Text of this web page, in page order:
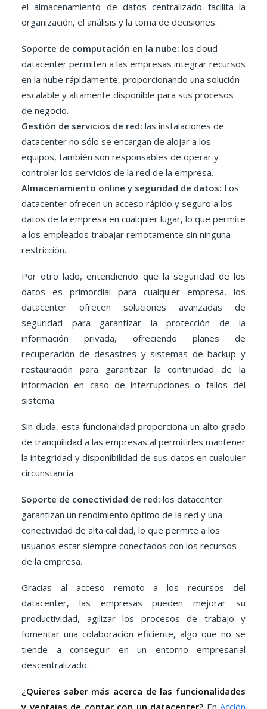
el almacenamiento de datos centralizado facilita la
organización, el análisis y la toma de decisiones.
Soporte de computación en la nube: los cloud
datacenter permiten a las empresas integrar recursos
en la nube rápidamente, proporcionando una solución
escalable y altamente disponible para sus procesos
de negocio.
Gestión de servicios de red: las instalaciones de
datacenter no sólo se encargan de alojar a los
equipos, también son responsables de operar y
controlar los servicios de la red de la empresa.
Almacenamiento online y seguridad de datos: Los
datacenter ofrecen un acceso rápido y seguro a los
datos de la empresa en cualquier lugar, lo que permite
a los empleados trabajar remotamente sin ninguna
restricción.
Por otro lado, entendiendo que la seguridad de los
datos es primordial para cualquier empresa, los
datacenter ofrecen soluciones avanzadas de
seguridad para garantizar la protección de la
información privada, ofreciendo planes de
recuperación de desastres y sistemas de backup y
restauración para garantizar la continuidad de la
información en caso de interrupciones o fallos del
sistema.
Sin duda, esta funcionalidad proporciona un alto grado
de tranquilidad a las empresas al permitirles mantener
la integridad y disponibilidad de sus datos en cualquier
circunstancia.
Soporte de conectividad de red: los datacenter
garantizan un rendimiento óptimo de la red y una
conectividad de alta calidad, lo que permite a los
usuarios estar siempre conectados con los recursos
de la empresa.
Gracias al acceso remoto a los recursos del
datacenter, las empresas pueden mejorar su
productividad, agilizar los procesos de trabajo y
fomentar una colaboración eficiente, algo que no se
tiende a conseguir en un entorno empresarial
descentralizado.
¿Quieres saber más acerca de las funcionalidades
y ventajas de contar con un datacenter? En Acción